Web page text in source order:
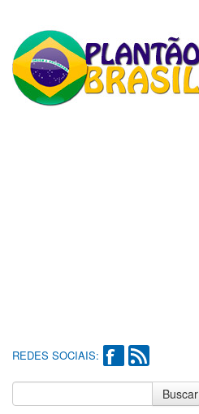
REDES SOCIAIS:
Buscar